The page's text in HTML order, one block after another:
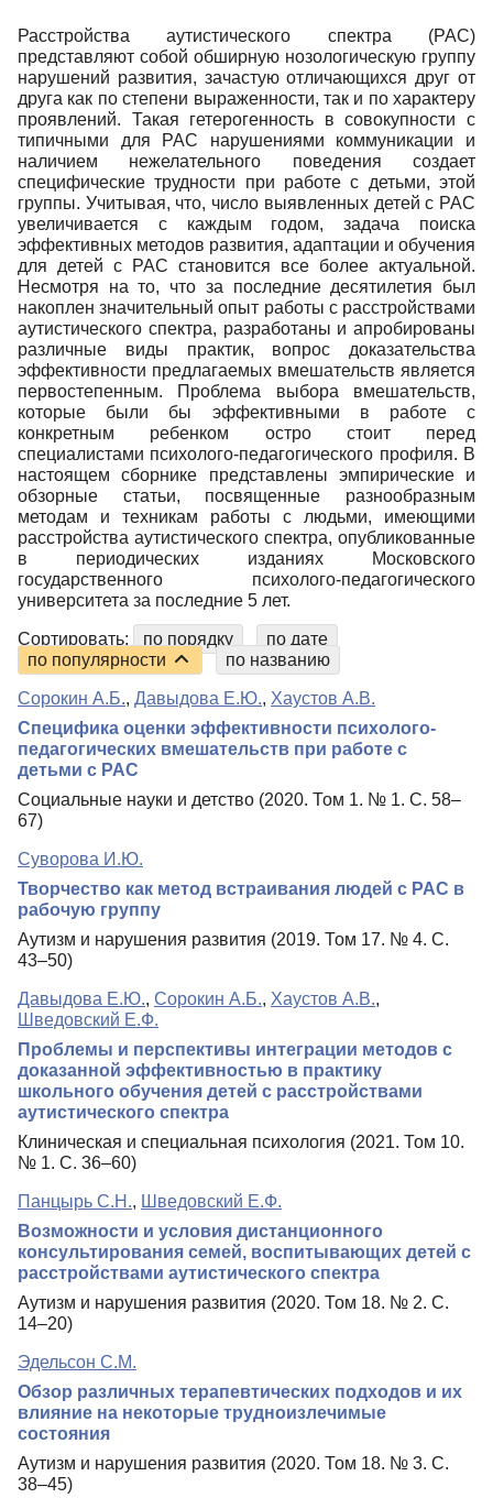
Расстройства аутистического спектра (РАС)
представляют собой обширную нозологическую группу
нарушений развития, зачастую отличающихся друг от
друга как по степени выраженности, так и по характеру
проявлений. Такая гетерогенность в совокупности с
типичными для РАС нарушениями коммуникации и
наличием нежелательного поведения создает
специфические трудности при работе с детьми, этой
группы. Учитывая, что, число выявленных детей с РАС
увеличивается с каждым годом, задача поиска
эффективных методов развития, адаптации и обучения
для детей с РАС становится все более актуальной.
Несмотря на то, что за последние десятилетия был
накоплен значительный опыт работы с расстройствами
аутистического спектра, разработаны и апробированы
различные виды практик, вопрос доказательства
эффективности предлагаемых вмешательств является
первостепенным. Проблема выбора вмешательств,
которые были бы эффективными в работе с
конкретным ребенком остро стоит перед
специалистами психолого-педагогического профиля. В
настоящем сборнике представлены эмпирические и
обзорные статьи, посвященные разнообразным
методам и техникам работы с людьми, имеющими
расстройства аутистического спектра, опубликованные
в периодических изданиях Московского
государственного психолого-педагогического
университета за последние 5 лет.
Сортировать: по порядку
по дате
по популярности
по названию
Сорокин А.Б., Давыдова Е.Ю., Хаустов А.В.
Специфика оценки эффективности психолого-
педагогических вмешательств при работе с
детьми с РАС
Социальные науки и детство (2020. Том 1. № 1. С. 58–
67)
Суворова И.Ю.
Творчество как метод встраивания людей с РАС в
рабочую группу
Аутизм и нарушения развития (2019. Том 17. № 4. С.
43–50)
Давыдова Е.Ю., Сорокин А.Б., Хаустов А.В.,
Шведовский Е.Ф.
Проблемы и перспективы интеграции методов с
доказанной эффективностью в практику
школьного обучения детей с расстройствами
аутистического спектра
Клиническая и специальная психология (2021. Том 10.
№ 1. С. 36–60)
Панцырь С.Н., Шведовский Е.Ф.
Возможности и условия дистанционного
консультирования семей, воспитывающих детей с
расстройствами аутистического спектра
Аутизм и нарушения развития (2020. Том 18. № 2. С.
14–20)
Эдельсон С.М.
Обзор различных терапевтических подходов и их
влияние на некоторые трудноизлечимые
состояния
Аутизм и нарушения развития (2020. Том 18. № 3. С.
38–45)